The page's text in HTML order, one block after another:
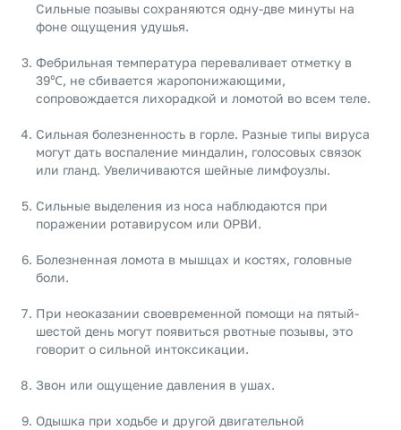
Сильные позывы сохраняются одну-две минуты на
фоне ощущения удушья.
Фебрильная температура переваливает отметку в
39℃, не сбивается жаропонижающими,
сопровождается лихорадкой и ломотой во всем теле.
Сильная болезненность в горле. Разные типы вируса
могут дать воспаление миндалин, голосовых связок
или гланд. Увеличиваются шейные лимфоузлы.
Сильные выделения из носа наблюдаются при
поражении ротавирусом или ОРВИ.
Болезненная ломота в мышцах и костях, головные
боли.
При неоказании своевременной помощи на пятый-
шестой день могут появиться рвотные позывы, это
говорит о сильной интоксикации.
Звон или ощущение давления в ушах.
Одышка при ходьбе и другой двигательной